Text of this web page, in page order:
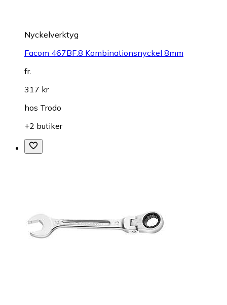
Nyckelverktyg
Facom 467BF.8 Kombinationsnyckel 8mm
fr.
317 kr
hos Trodo
+2 butiker